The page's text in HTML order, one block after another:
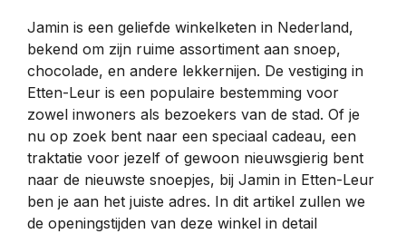
Jamin is een geliefde winkelketen in Nederland,
bekend om zijn ruime assortiment aan snoep,
chocolade, en andere lekkernijen. De vestiging in
Etten-Leur is een populaire bestemming voor
zowel inwoners als bezoekers van de stad. Of je
nu op zoek bent naar een speciaal cadeau, een
traktatie voor jezelf of gewoon nieuwsgierig bent
naar de nieuwste snoepjes, bij Jamin in Etten-Leur
ben je aan het juiste adres. In dit artikel zullen we
de openingstijden van deze winkel in detail